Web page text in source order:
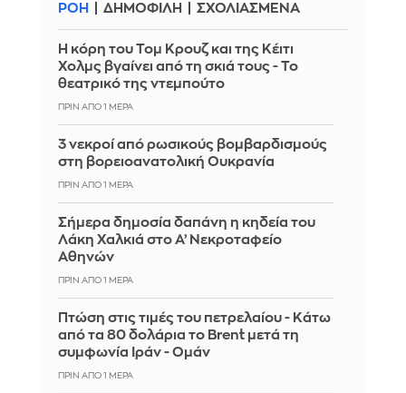
ΡΟΗ ΔΗΜΟΦΙΛΗ ΣΧΟΛΙΑΣΜΕΝΑ
Η κόρη του Τομ Κρουζ και της Κέιτι
Χολμς βγαίνει από τη σκιά τους - Το
θεατρικό της ντεμπούτο
ΠΡΙΝ ΑΠΌ 1 ΜΈΡΑ
3 νεκροί από ρωσικούς βομβαρδισμούς
στη βορειοανατολική Ουκρανία
ΠΡΙΝ ΑΠΌ 1 ΜΈΡΑ
Σήμερα δημοσία δαπάνη η κηδεία του
Λάκη Χαλκιά στο Α’ Νεκροταφείο
Αθηνών
ΠΡΙΝ ΑΠΌ 1 ΜΈΡΑ
Πτώση στις τιμές του πετρελαίου - Κάτω
από τα 80 δολάρια το Brent μετά τη
συμφωνία Ιράν - Ομάν
ΠΡΙΝ ΑΠΌ 1 ΜΈΡΑ